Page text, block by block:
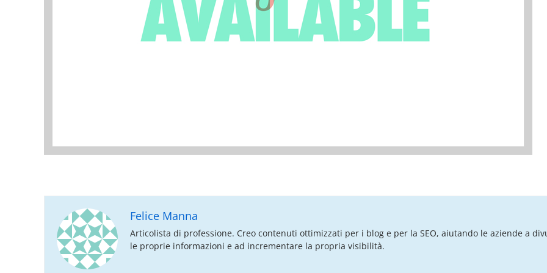
Felice Manna
Articolista di professione. Creo contenuti ottimizzati per i blog e per la SEO, aiutando le aziende a
le proprie informazioni e ad incrementare la propria visibilità.